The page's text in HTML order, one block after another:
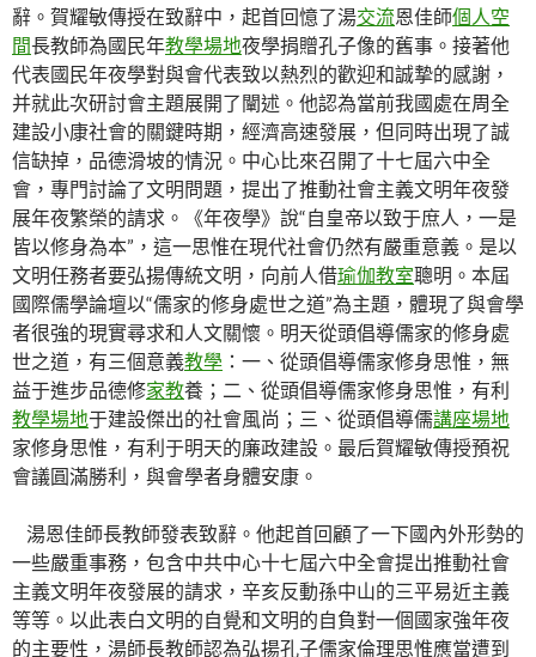
辭。賀耀敏傳授在致辭中，起首回憶了湯交流恩佳師個人空
間長教師為國民年教學場地夜學捐贈孔子像的舊事。接著他
代表國民年夜學對與會代表致以熱烈的歡迎和誠摯的感謝，
并就此次研討會主題展開了闡述。他認為當前我國處在周全
建設小康社會的關鍵時期，經濟高速發展，但同時出現了誠
信缺掉，品德滑坡的情況。中心比來召開了十七屆六中全
會，專門討論了文明問題，提出了推動社會主義文明年夜發
展年夜繁榮的請求。《年夜學》說“自皇帝以致于庶人，一是
皆以修身為本”，這一思惟在現代社會仍然有嚴重意義。是以
文明任務者要弘揚傳統文明，向前人借瑜伽教室聰明。本屆
國際儒學論壇以“儒家的修身處世之道”為主題，體現了與會學
者很強的現實尋求和人文關懷。明天從頭倡導儒家的修身處
世之道，有三個意義教學 ：一、從頭倡導儒家修身思惟，無
益于進步品德修家教養；二、從頭倡導儒家修身思惟，有利
教學場地于建設傑出的社會風尚；三、從頭倡導儒講座場地
家修身思惟，有利于明天的廉政建設。最后賀耀敏傳授預祝
會議圓滿勝利，與會學者身體安康。
湯恩佳師長教師發表致辭。他起首回顧了一下國內外形勢的
一些嚴重事務，包含中共中心十七屆六中全會提出推動社會
主義文明年夜發展的請求，辛亥反動孫中山的三平易近主義
等等。以此表白文明的自覺和文明的自負對一個國家強年夜
的主要性，湯師長教師認為弘揚孔子儒家倫理思惟應當遭到